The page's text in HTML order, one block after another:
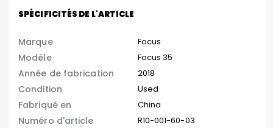
SPÉCIFICITÉS DE L'ARTICLE
Marque Focus
Modèle Focus 35
Année de fabrication 2018
Condition Used
Fabriqué en China
Numéro d'article R10-001-60-03